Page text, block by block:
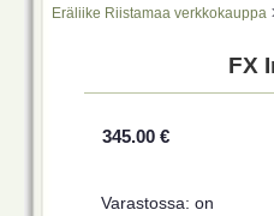
Eräliike Riistamaa verkkokauppa
FX
345.00 €
Varastossa: on